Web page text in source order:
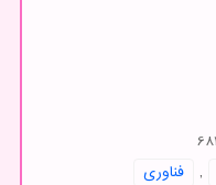
,
فناوری